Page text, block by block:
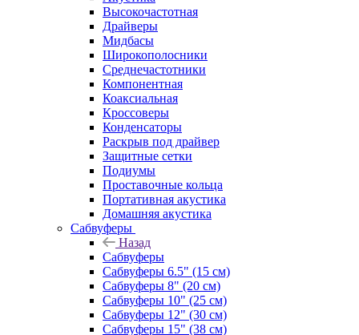
Высокочастотная
Драйверы
Мидбасы
Широкополосники
Среднечастотники
Компонентная
Коаксиальная
Кроссоверы
Конденсаторы
Раскрыв под драйвер
Защитные сетки
Подиумы
Проставочные кольца
Портативная акустика
Домашняя акустика
Сабвуферы
Назад
Сабвуферы
Сабвуферы 6.5" (15 см)
Сабвуферы 8" (20 см)
Сабвуферы 10" (25 см)
Сабвуферы 12" (30 см)
Сабвуферы 15" (38 см)